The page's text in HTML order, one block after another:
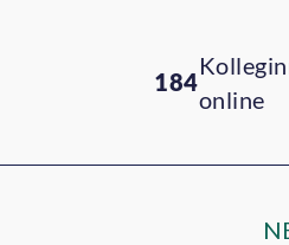
184
online